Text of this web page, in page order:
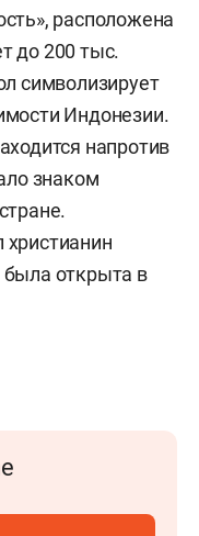
расположена
до 200 тыс.
символизирует
Индонезии.
напротив
знаком
была открыта в